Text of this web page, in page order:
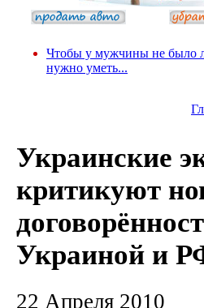
Чтобы у мужчины не было
нужно уметь...
Украинские
критикуют
Украиной и
22 Апреля 2010